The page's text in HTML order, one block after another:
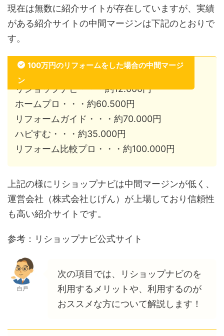
現在は無数に紹介サイトが存在していますが、実績
がある紹介サイトの中間マージンは下記のとおりで
す。
100万円のリフォームをした場合の中間マージ
ン
リショップナビ・・・約12.000円
ホームプロ・・・約60.500円
リフォームガイド・・・約70.000円
ハピすむ・・・約35.000円
リフォーム比較プロ・・・約100.000円
上記の様にリショップナビは中間マージンが低く、
運営会社（株式会社じげん）が上場しており信頼性
も高い紹介サイトです。
参考：リショップナビ公式サイト
白戸
次の項目では、リショップナビのを
利用するメリットや、利用するのが
おススメな方について解説します！